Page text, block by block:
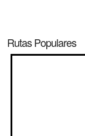
Rutas Populares